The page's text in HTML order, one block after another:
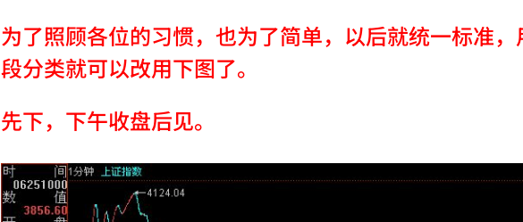
为了照顾各位的习惯，也为了简单，以后就统一标准
段分类就可以改用下图了。
先下，下午收盘后见。